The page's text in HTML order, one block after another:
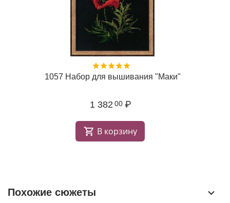
1057 Набор для вышивания "Маки"
1 382 00 ₽
В корзину
Похожие сюжеты